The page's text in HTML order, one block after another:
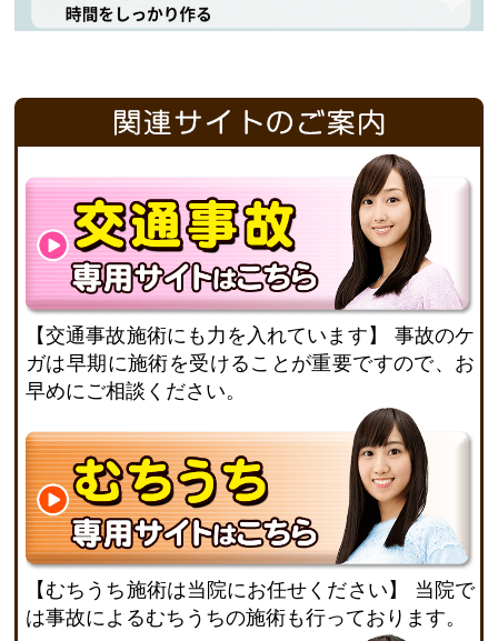
【交通事故施術にも力を入れています】
事故のケ
ガは早期に施術を受けることが重要ですので、お
早めにご相談ください。
【むちうち施術は当院にお任せください】
当院で
は事故によるむちうちの施術も行っております。